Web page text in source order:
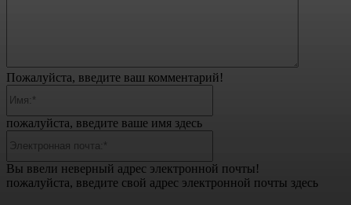
Пожалуйста, введите ваш комментарий!
пожалуйста, введите ваше имя здесь
Вы ввели неверный адрес электронной почты!
пожалуйста, введите свой адрес электронной почты здесь